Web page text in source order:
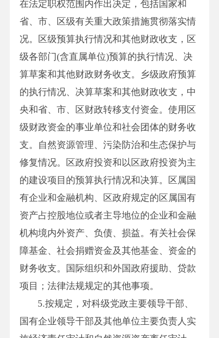
在法定职权范围内作出决定，包括国家和
省、市、区级有关重大政策措施贯彻落实情
况。区级预算执行情况和其他财政收支，区
级各部门(含直属单位)预算的执行情况、决
算草案和其他财政财务收支。乡级政府预算
的执行情况、决算草案和其他财政收支，中
央和省、市、区财政转移支付资金。使用区
级财政资金的事业单位和社会团体的财务收
支。自然资源管理、污染防治和生态保护与
修复情况。区政府投资和以区政府投资为主
的建设项目的预算执行情况和决算。区属国
有企业和金融机构、区政府规定的区属国有
资产占控股地位或者主导地位的企业和金融
机构境内外资产、负债、损益。有关社会保
障基金、社会捐赠资金及其他基金、资金的
财务收支。国际组织和外国政府援助、贷款
项目；法律法规规定的其他事项。
5.按规定，对科级党政主要领导干部、
国有企业领导干部及其他单位主要负责人实